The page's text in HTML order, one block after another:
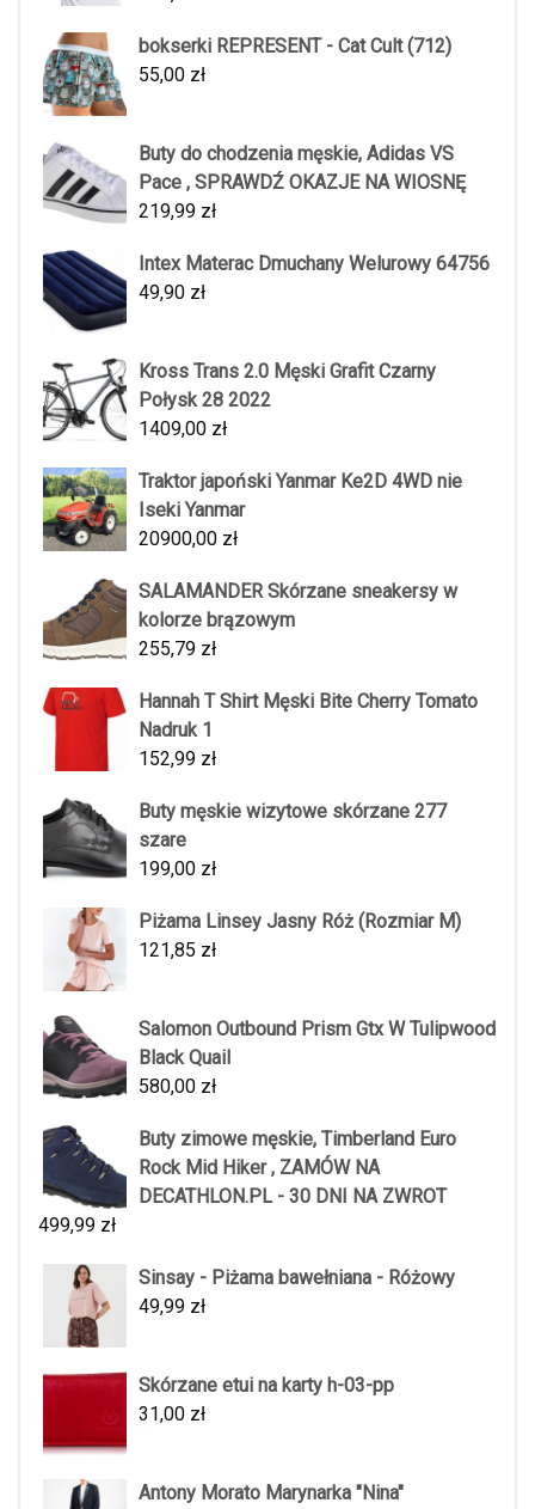
bokserki REPRESENT - Cat Cult (712)
55,00 zł
Buty do chodzenia męskie, Adidas VS
Pace , SPRAWDŹ OKAZJE NA WIOSNĘ
219,99 zł
Intex Materac Dmuchany Welurowy 64756
49,90 zł
Kross Trans 2.0 Męski Grafit Czarny
Połysk 28 2022
1409,00 zł
Traktor japoński Yanmar Ke2D 4WD nie
Iseki Yanmar
20900,00 zł
SALAMANDER Skórzane sneakersy w
kolorze brązowym
255,79 zł
Hannah T Shirt Męski Bite Cherry Tomato
Nadruk 1
152,99 zł
Buty męskie wizytowe skórzane 277
szare
199,00 zł
Piżama Linsey Jasny Róż (Rozmiar M)
121,85 zł
Salomon Outbound Prism Gtx W Tulipwood
Black Quail
580,00 zł
Buty zimowe męskie, Timberland Euro
Rock Mid Hiker , ZAMÓW NA
DECATHLON.PL - 30 DNI NA ZWROT
499,99 zł
Sinsay - Piżama bawełniana - Różowy
49,99 zł
Skórzane etui na karty h-03-pp
31,00 zł
Antony Morato Marynarka "Nina"